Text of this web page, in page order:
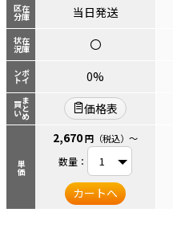
在庫
区分
在庫
状況
ポイ
ント
まとめ
買い
単価
当日発送
〇
0%
価格表
2,670円 （税込） ～
数量：
カートへ